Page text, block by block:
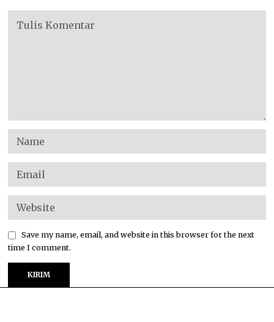
Save my name, email, and website in this browser for the next
time I comment.